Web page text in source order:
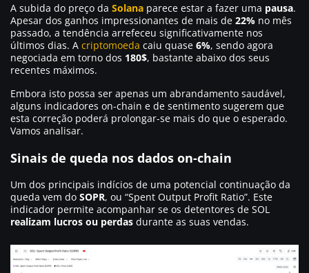
A subida do preço da Solana parece estar a fazer uma pausa.
Apesar dos ganhos impressionantes de mais de 22% no mês
passado, a tendência arrefeceu significativamente nos
últimos dias. A criptomoeda caiu quase 6%, sendo agora
negociada em torno dos 180$, bastante abaixo dos seus
recentes máximos.
Embora isto possa ser apenas um abrandamento saudável,
alguns indicadores on-chain e de sentimento sugerem que
esta correção poderá prolongar-se mais do que o esperado.
Vamos analisar.
Sinais de queda nos dados on-chain
Um dos principais indícios de uma potencial continuação da
queda vem do SOPR, ou “Spent Output Profit Ratio”. Este
indicador permite acompanhar se os detentores de SOL
realizam lucros ou perdas durante as suas vendas.